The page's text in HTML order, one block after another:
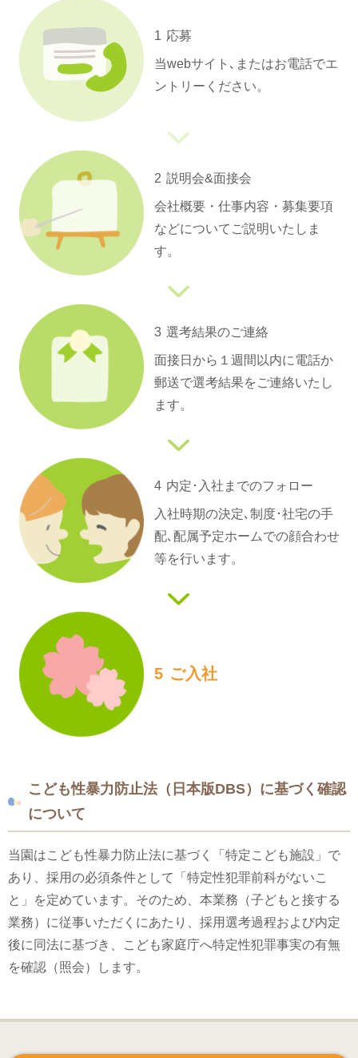
1 応募
当webサイト､またはお電話でエ
ントリーください。
2 説明会&面接会
会社概要・仕事内容・募集要項
などについてご説明いたしま
す。
3 選考結果のご連絡
面接日から１週間以内に電話か
郵送で選考結果をご連絡いたし
ます。
4 内定･入社までのフォロー
入社時期の決定､制度･社宅の手
配､配属予定ホームでの顔合わせ
等を行います。
5 ご入社
こども性暴力防止法（日本版DBS）に基づく確認
について
当園はこども性暴力防止法に基づく「特定こども施設」で
あり、採用の必須条件として「特定性犯罪前科がないこ
と」を定めています。そのため、本業務（子どもと接する
業務）に従事いただくにあたり、採用選考過程および内定
後に同法に基づき、こども家庭庁へ特定性犯罪事実の有無
を確認（照会）します。